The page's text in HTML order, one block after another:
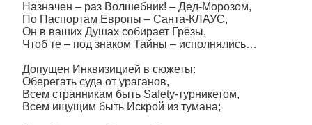
Назначен – раз Волшебник! – Дед-Морозом,
По Паспортам Европы – Санта-КЛАУС,
Он в ваших Душах собирает Грёзы,
Чтоб те – под знаком Тайны – исполнялись…
Допущен Инквизицией в сюжеты:
Оберегать суда от ураганов,
Всем странникам быть Safety-турникетом,
Всем ищущим быть Искрой из тумана;